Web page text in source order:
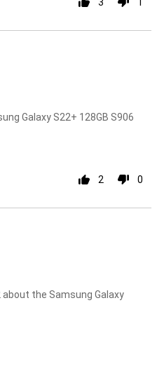
Galaxy S22+ 128GB S906
2 0
the Samsung Galaxy